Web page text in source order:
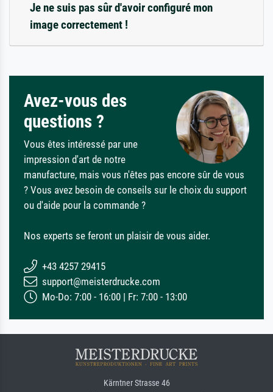
Je ne suis pas sûr d'avoir configuré mon
image correctement !
Avez-vous des
questions ?
Vous êtes intéressé par une
impression d'art de notre
manufacture, mais vous n'êtes pas encore sûr de vous
? Vous avez besoin de conseils sur le choix du support
ou d'aide pour la commande ?
Nos experts se feront un plaisir de vous aider.
+43 4257 29415
support@meisterdrucke.com
Mo-Do: 7:00 - 16:00 | Fr: 7:00 - 13:00
Kärntner Strasse 46